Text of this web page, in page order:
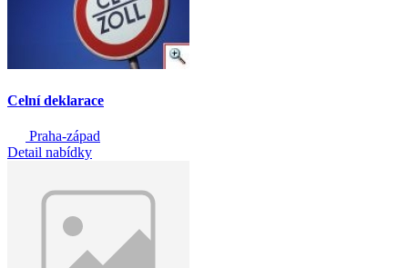
Celní deklarace
Praha-západ
Detail nabídky